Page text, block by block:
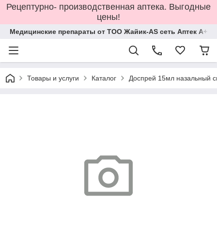
Рецептурно- производственная аптека. Выгодные
цены!
Медицинские препараты от ТОО Жайик-AS сеть Аптек А+
Товары и услуги Каталог Доспрей 15мл назальный